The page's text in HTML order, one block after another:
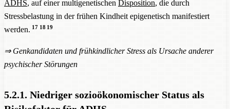
ADHS, auf einer multigenetischen Disposition, die durch
Stressbelastung in der frühen Kindheit epigenetisch manifestiert
werden. 17 18 19
⇒ Genkandidaten und frühkindlicher Stress als Ursache anderer
psychischer Störungen
5.2.1. Niedriger sozioökonomischer Status als